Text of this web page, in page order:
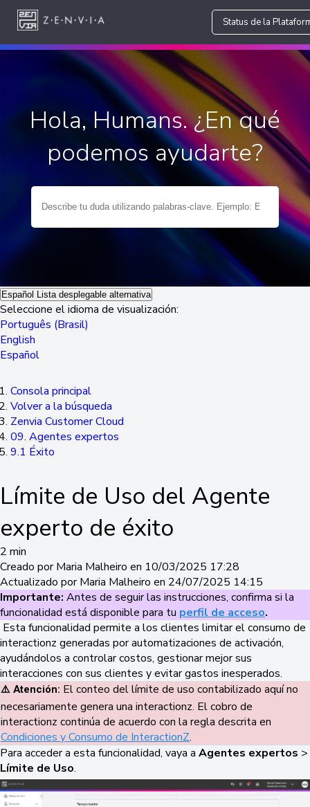
Status de la
Hola, Humans. ¿En qué
podemos ayudarte?
Español Lista desplegable alternativa
Seleccione el idioma de visualización:
Português (Brasil)
English
Español
Consola principal
Volver a la búsqueda
Zenvia Customer Cloud
09. Agentes expertos
9.1 Éxito
Límite de Uso del Agente
experto de éxito
2 min
Creado por Maria Malheiro en 10/03/2025 17:28
Actualizado por Maria Malheiro en 24/07/2025 14:15
Importante: Antes de seguir las instrucciones, confirma si la
funcionalidad está disponible para tu perfil de acceso.
Esta funcionalidad permite a los clientes limitar el consumo de
interactionz generadas por automatizaciones de activación,
ayudándolos a controlar costos, gestionar mejor sus
interacciones con sus clientes y evitar gastos inesperados.
⚠️ Atención: El conteo del límite de uso contabilizado aquí no
necesariamente genera una interactionz. El cobro de
interactionz continúa de acuerdo con la regla descrita en
Condiciones y Consumo de InteractionZ.
Para acceder a esta funcionalidad, vaya a Agentes expertos >
Límite de Uso.